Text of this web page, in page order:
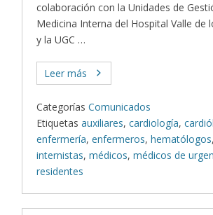
colaboración con la Unidades de
Medicina Interna del Hospital Valle de
y la UGC …
Leer más
Categorías Comunicados
Etiquetas auxiliares,cardiología,
enfermería,enfermeros,hematólogos
internistas,médicos,médicos de
residentes